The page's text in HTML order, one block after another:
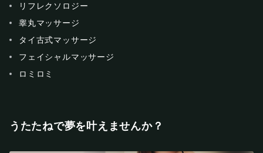
リフレクソロジー
睾丸マッサージ
タイ古式マッサージ
フェイシャルマッサージ
ロミロミ
うたたねで夢を叶えませんか？